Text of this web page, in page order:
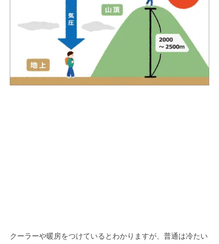
クーラーや暖房をつけているとわかりますが、普通は冷たい